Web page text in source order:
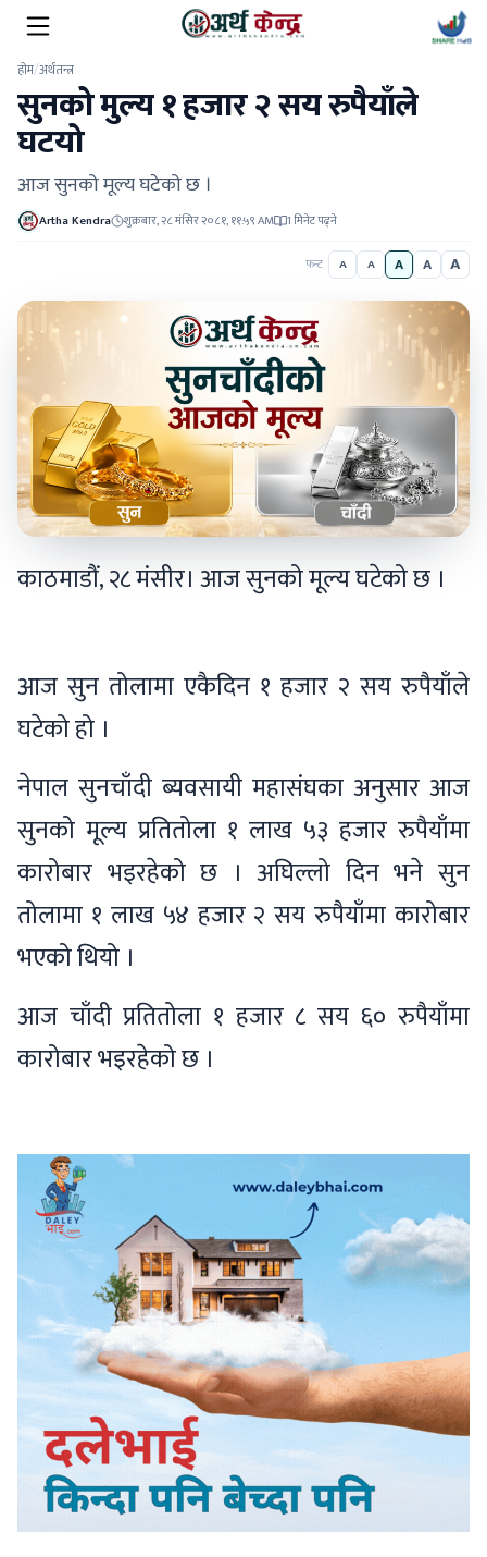
होम/अर्थतन्त्र
सुनको मुल्य १ हजार २ सय रुपैयाँले
घटयो
आज सुनको मूल्य घटेको छ ।
Artha Kendra शुक्रबार, २८ मंसिर २०८१, ११:५९ AM 1 मिनेट पढ्ने
फन्ट A A A A A
काठमाडौं, २८ मंसीर। आज सुनको मूल्य घटेको छ ।
आज सुन तोलामा एकैदिन १ हजार २ सय रुपैयाँले
घटेको हो ।
नेपाल सुनचाँदी ब्यवसायी महासंघका अनुसार आज
सुनको मूल्य प्रतितोला १ लाख ५३ हजार रुपैयाँमा
कारोबार भइरहेको छ । अघिल्लो दिन भने सुन
तोलामा १ लाख ५४ हजार २ सय रुपैयाँमा कारोबार
भएको थियो ।
आज चाँदी प्रतितोला १ हजार ८ सय ६० रुपैयाँमा
कारोबार भइरहेको छ ।